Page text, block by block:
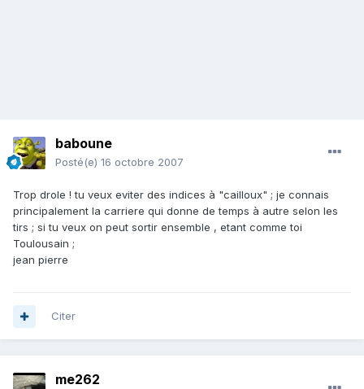
baboune
Posté(e) 16 octobre 2007
Trop drole ! tu veux eviter des indices à "cailloux" ; je connais
principalement la carriere qui donne de temps à autre selon les
tirs ; si tu veux on peut sortir ensemble , etant comme toi
Toulousain ;
jean pierre
Citer
me262